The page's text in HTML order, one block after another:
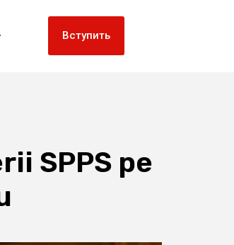
Вступить
SPPS pe